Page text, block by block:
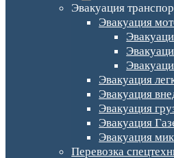
Эвакуация
Эвакуация
Эвакуация
Эвакуация
Эвакуация
Эвакуация
Эвакуация
Перевозка